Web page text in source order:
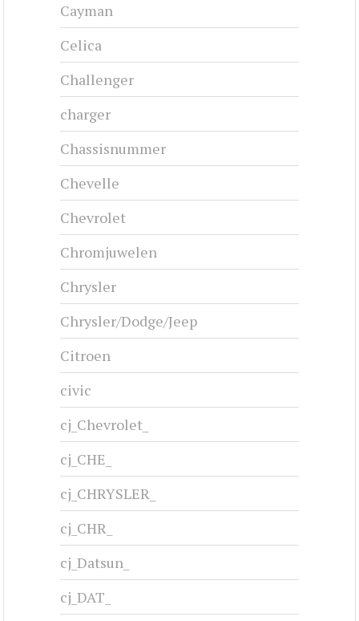
Cayman
Celica
Challenger
charger
Chassisnummer
Chevelle
Chevrolet
Chromjuwelen
Chrysler
Chrysler/Dodge/Jeep
Citroen
civic
cj_Chevrolet_
cj_CHE_
cj_CHRYSLER_
cj_CHR_
cj_Datsun_
cj_DAT_